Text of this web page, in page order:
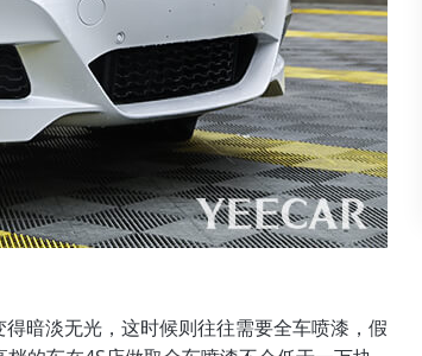
暗淡无光，这时候则往往需要全车喷漆，假